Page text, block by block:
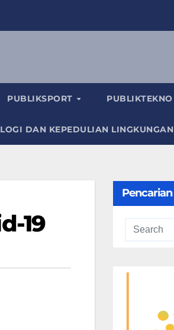
PUBLIKSPORT PUBLIKTEKNO
DAN KEPEDULIAN LINGKUNGAN
19
Pencarian